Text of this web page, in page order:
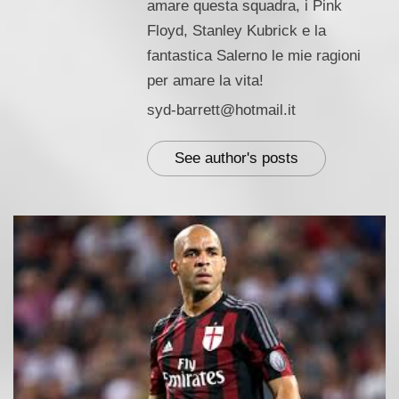
amare questa squadra, i Pink
Floyd, Stanley Kubrick e la
fantastica Salerno le mie ragioni
per amare la vita!
syd-barrett@hotmail.it
See author's posts